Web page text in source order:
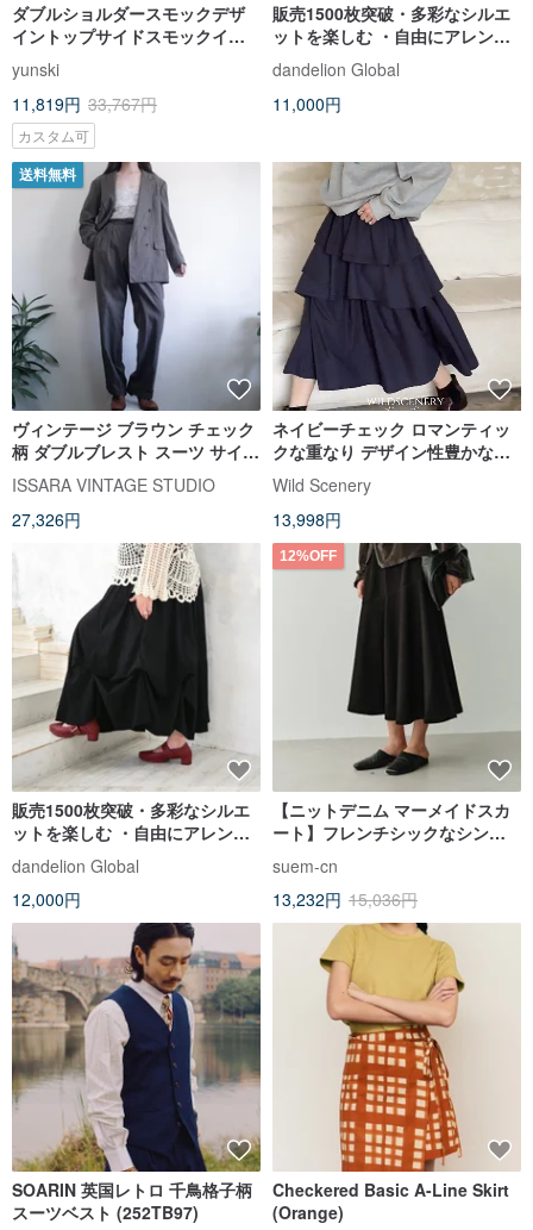
ダブルショルダースモックデザ
イントップサイドスモックイレ
ギュラースラントスカートスー
ツ/ミルクティーブラウン
yunski
11,819円 33,767円
カスタム可
販売1500枚突破・多彩なシルエ
ットを楽しむ ・自由にアレンジ
スカート ・Comfort・ブラッ
ク・d-sk005
dandelion Global
11,000円
送料無料
ヴィンテージ ブラウン チェック
柄 ダブルブレスト スーツ サイズ
L 2点セット ウール ブレザー ズ
ボン
ISSARA VINTAGE STUDIO
27,326円
ネイビーチェック ロマンティッ
クな重なり デザイン性豊かなケ
ーキスカート 不規則なパッチワ
ーク ハイウエスト レトロスカー
ト
Wild Scenery
13,998円
販売1500枚突破・多彩なシルエ
ットを楽しむ ・自由にアレンジ
スカート ・Comfort・ブラッ
ク・プラスサイズ・d-sk005
dandelion Global
12,000円
12%OFF
【ニットデニム マーメイドスカ
ート】フレンチシックなシンプ
suem-cn
13,232円 15,036円
SOARIN 英国レトロ 千鳥格子柄
スーツベスト (252TB97)
Checkered Basic A-Line Skirt
(Orange)